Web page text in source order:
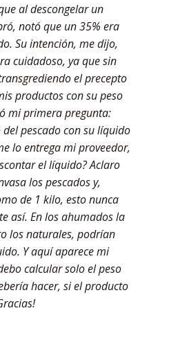
al descongelar un
notó que un 35% era
Su intención, me dijo,
cuidadoso, ya que sin
el precepto
productos con su peso
mi primera pregunta:
pescado con su líquido
lo entrega mi proveedor,
el líquido? Aclaro
los pescados y,
de 1 kilo, esto nunca
así. En los ahumados la
los naturales, podrían
Y aquí aparece mi
calcular solo el peso
hacer, si el producto